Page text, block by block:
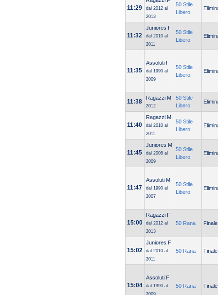
11:29
dal 2012 al
2013
50 Stile
Libero
11:32
Juniores F
dal 2010 al
2011
50 Stile
Libero
11:35
Assoluti F
dal 1990 al
2009
50 Stile
Libero
11:38
Ragazzi M
2012
50 Stile
Libero
11:40
Ragazzi M
dal 2010 al
2011
50 Stile
Libero
11:45
Juniores M
dal 2008 al
2009
50 Stile
Libero
11:47
Assoluti M
dal 1990 al
2007
50 Stile
Libero
15:00
Ragazzi F
dal 2012 al
2013
50 Rana Finale
15:02
Juniores F
dal 2010 al
2011
50 Rana Finale
15:04
Assoluti F
dal 1990 al
50 Rana Finale